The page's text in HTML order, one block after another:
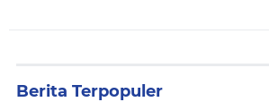
Berita Terpopuler